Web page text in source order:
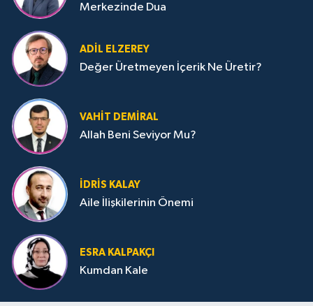
Merkezinde Dua
ADIL ELZEREY
Değer Üretmeyen İçerik Ne Üretir?
VAHIT DEMIRAL
Allah Beni Seviyor Mu?
İDRIS KALAY
Aile İlişkilerinin Önemi
ESRA KALPAKÇI
Kumdan Kale